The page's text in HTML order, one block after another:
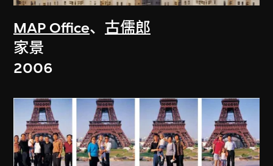
MAP Office、 古儒郎
家景
2006